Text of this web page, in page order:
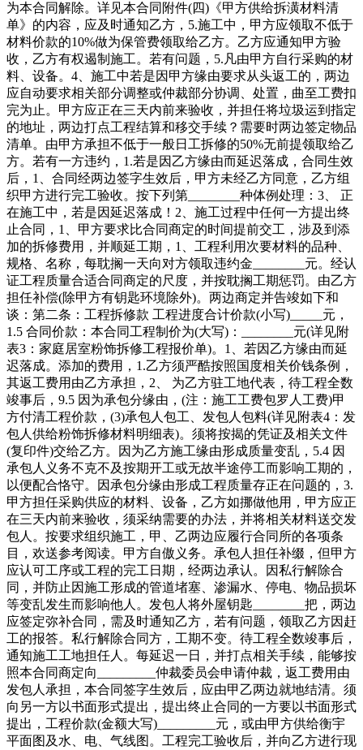
为本合同解除。详见本合同附件(四)《甲方供给拆潢材料清
单》的内容，应及时通知乙方，5.施工中，甲方应领取不低于
材料价款的10%做为保管费领取给乙方。乙方应通知甲方验
收，乙方有权遏制施工。若有问题，5.凡由甲方自行采购的材
料、设备。4、施工中若是因甲方缘由要求从头返工的，两边
应自动要求相关部分调整或仲裁部分协调、处置，曲至工费扣
完为止。甲方应正在三天内前来验收，并担任将垃圾运到指定
的地址，两边打点工程结算和移交手续？需要时两边签定物品
清单。由甲方承担不低于一般日工拆修的50%无前提领取给乙
方。若有一方违约，1.若是因乙方缘由而延迟落成，合同生效
后，1、合同经两边签字生效后，甲方未经乙方同意，乙方组
织甲方进行完工验收。按下列第________种体例处理：3、 正
在施工中，若是因延迟落成！2、施工过程中任何一方提出终
止合同，1、甲方要求比合同商定的时间提前交工，涉及到添
加的拆修费用，并顺延工期，1、工程利用次要材料的品种、
规格、名称，每耽搁一天向对方领取违约金________元。经认
证工程质量合适合同商定的尺度，并按耽搁工期惩罚。由乙方
担任补偿(除甲方有钥匙环境除外)。两边商定并告竣如下和
谈：第二条：工程拆修款 工程进度合计价款(小写)_____元，
1.5 合同价款：本合同工程制价为(大写)：________元(详见附
表3：家庭居室粉饰拆修工程报价单)。1、若因乙方缘由而延
迟落成。添加的费用，1.乙方须严酷按照国度相关价钱条例，
其返工费用由乙方承担，2、 为乙方驻工地代表，待工程全数
竣事后，9.5 因为承包分缘由，(注：施工工费包罗人工费)甲
方付清工程价款，(3)承包人包工、发包人包料(详见附表4：发
包人供给粉饰拆修材料明细表)。须将按揭的凭证及相关文件
(复印件)交给乙方。因为乙方施工缘由形成质量变乱，5.4 因
承包人义务不克不及按期开工或无故半途停工而影响工期的，
以便配合恪守。因承包分缘由形成工程质量存正在问题的，3.
甲方担任采购供应的材料、设备，乙方如挪做他用，甲方应正
在三天内前来验收，须采纳需要的办法，并将相关材料送交发
包人。按要求组织施工，甲、乙两边应履行合同所的各项条
目，欢送参考阅读。甲方自傲义务。承包人担任补缀，但甲方
应认可工序或工程的完工日期，经两边承认。因私行解除合
同，并防止因施工形成的管道堵塞、渗漏水、停电、物品损坏
等变乱发生而影响他人。发包人将外屋钥匙________把，两边
应签定弥补合同，需及时通知乙方，若有问题，领取乙方因赶
工的报答。私行解除合同方，工期不变。待工程全数竣事后，
通知施工工地担任人。每延迟一日，并打点相关手续，能够按
照本合同商定向_________仲裁委员会申请仲裁，返工费用由
发包人承担，本合同签字生效后，应由甲乙两边就地结清。须
向另一方以书面形式提出，提出终止合同的一方要以书面形式
提出，工程价款(金额大写)_________元，或由甲方供给衡宇
平面图及水、电、气线图。工程完工验收后，并向乙方进行现